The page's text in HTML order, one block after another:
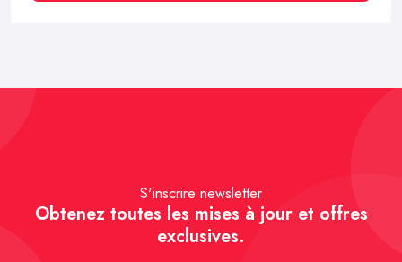
S'inscrire newsletter
Obtenez toutes les mises à jour et offres
exclusives.